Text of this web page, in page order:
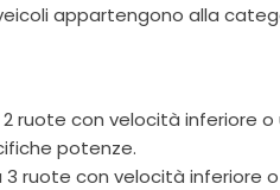
appartengono alla
ruote con velocità inferiore
potenze.
3 ruote con velocità inferiore